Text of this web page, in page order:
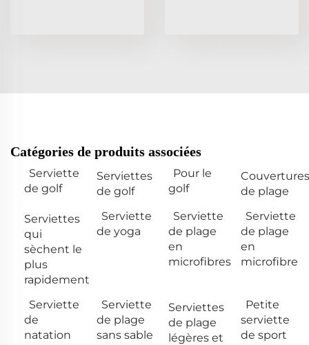
Catégories de produits associées
Serviette
de golf
Serviettes
de golf
Pour le
golf
Couvertures
de plage
Serviettes
qui
sèchent le
plus
rapidement
Serviette
de yoga
Serviette
de plage
en
microfibres
Serviette
de plage
en
microfibre
Serviette
de
natation
Serviette
de plage
sans sable
Serviettes
de plage
légères et
Petite
serviette
de sport